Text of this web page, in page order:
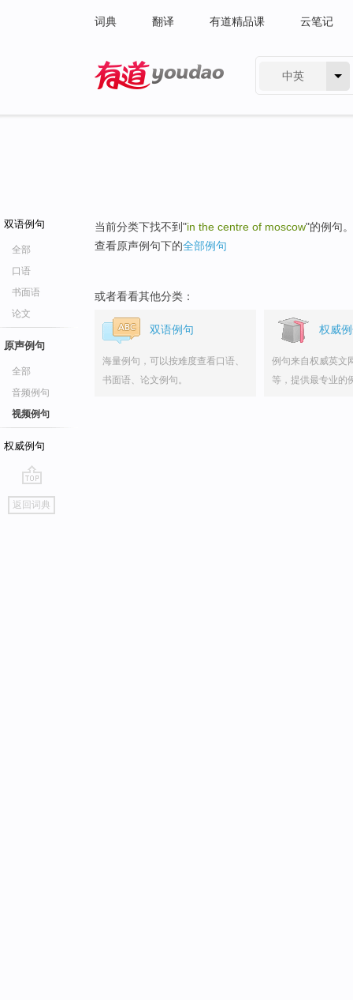
词典 翻译 有道精品课 云笔记
中英
双语例句
全部
口语
书面语
论文
原声例句
全部
音频例句
视频例句
权威例句
go
top
返回词典
当前分类下找不到"in the centre of moscow"的例句。
查看原声例句下的全部例句
或者看看其他分类：
双语例句
海量例句，可以按难度查看口语、
书面语、论文例句。
权威
例句来自权威英文
等，提供最专业的